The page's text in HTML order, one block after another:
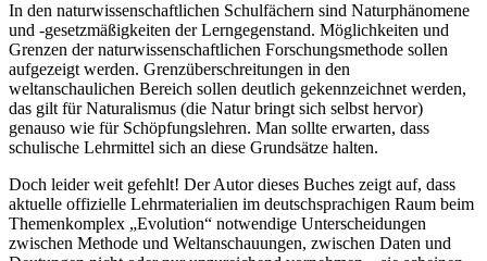
In den naturwissenschaftlichen Schulfächern sind Naturphänomene
und -gesetzmäßigkeiten der Lerngegenstand. Möglichkeiten und
Grenzen der naturwissenschaftlichen Forschungsmethode sollen
aufgezeigt werden. Grenzüberschreitungen in den
weltanschaulichen Bereich sollen deutlich gekennzeichnet werden,
das gilt für Naturalismus (die Natur bringt sich selbst hervor)
genauso wie für Schöpfungslehren. Man sollte erwarten, dass
schulische Lehrmittel sich an diese Grundsätze halten.
Doch leider weit gefehlt! Der Autor dieses Buches zeigt auf, dass
aktuelle offizielle Lehrmaterialien im deutschsprachigen Raum beim
Themenkomplex „Evolution“ notwendige Unterscheidungen
zwischen Methode und Weltanschauungen, zwischen Daten und